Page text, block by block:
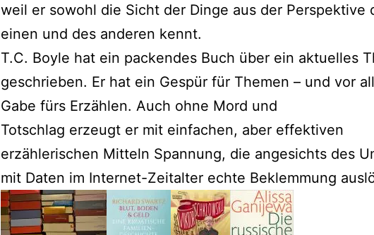
weil er sowohl die Sicht der Dinge aus der Perspektive
einen und des anderen kennt.
T.C. Boyle hat ein packendes Buch über ein aktuelles
geschrieben. Er hat ein Gespür für Themen – und vor
Gabe fürs Erzählen. Auch ohne Mord und
Totschlag erzeugt er mit einfachen, aber effektiven
erzählerischen Mitteln Spannung, die angesichts des
mit Daten im Internet-Zeitalter echte Beklemmung